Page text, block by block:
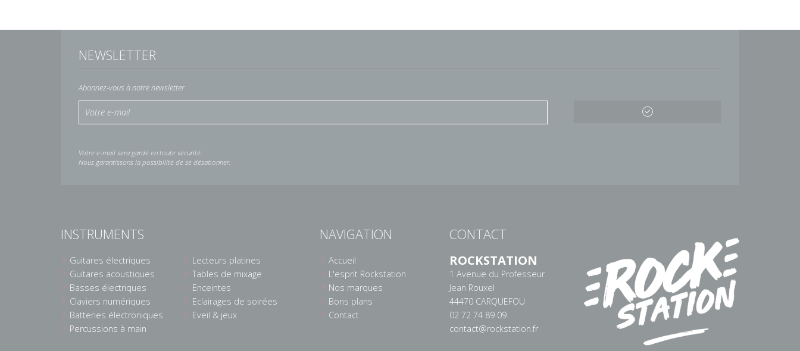
NEWSLETTER
Abonnez-vous à notre newsletter
Votre e-mail sera gardé en toute sécurité.
Nous garantissons la possibilité de se désabonner.
INSTRUMENTS
Guitares électriques
Guitares acoustiques
Basses électriques
Claviers numériques
Batteries électroniques
Percussions à main
Lecteurs platines
Tables de mixage
Enceintes
Eclairages de soirées
Eveil & jeux
NAVIGATION
Accueil
L'esprit Rockstation
Nos marques
Bons plans
Contact
CONTACT
ROCKSTATION
1 Avenue du Professeur
Jean Rouxel
44470 CARQUEFOU
02 72 74 89 09
contact@rockstation.fr